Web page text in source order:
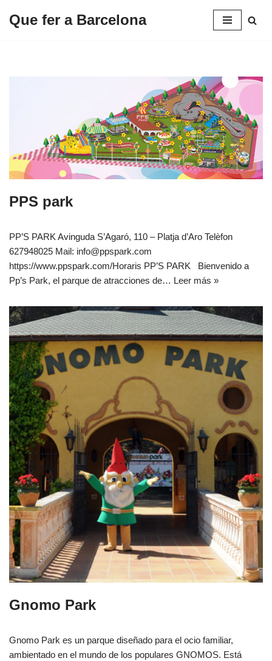
Que fer a Barcelona
PPS park
PP’S PARK Avinguda S’Agaró, 110 – Platja d’Aro Telèfon
627948025 Mail: info@ppspark.com
https://www.ppspark.com/Horaris PP’S PARK Bienvenido a
Pp’s Park, el parque de atracciones de… Leer más »
Gnomo Park
Gnomo Park es un parque diseñado para el ocio familiar,
ambientado en el mundo de los populares GNOMOS. Está